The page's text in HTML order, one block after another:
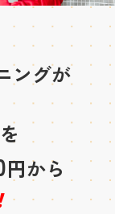
ングが
を
円から